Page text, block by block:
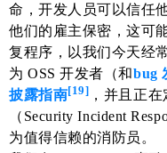
命，开发人员可以信任
他们的雇主保密，这可
复程序，以我们今天经
为 OSS 开发者（和bug
披露指南[19] ，并且正
（Security Incident
为值得信赖的消防员。